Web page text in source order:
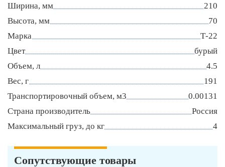
Ширина, мм
210
Высота, мм
70
Марка
Т-22
Цвет
бурый
Объем, л
4.5
Вес, г
191
Транспортировочный объем, м3
0.00131
Страна производитель
Россия
Максимальный груз, до кг
4
Сопутствующие товары